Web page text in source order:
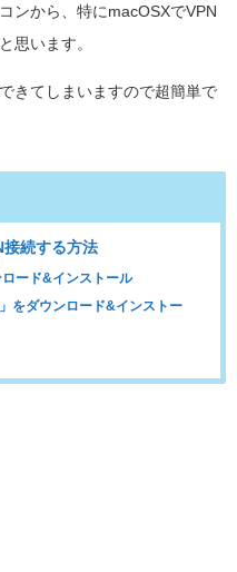
ンから、特にmacOSXでVPN
思います。
きてしまいますので超簡単で
接続する方法
ード&インストール
をダウンロード&インストー